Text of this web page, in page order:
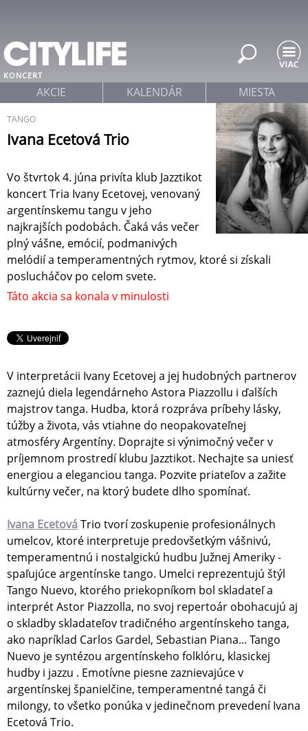
KONCERT
TANGO
Ivana Ecetová Trio
Vo štvrtok 4. júna privíta klub Jazztikot
koncert Tria Ivany Ecetovej, venovaný
argentínskemu tangu v jeho
najkrajších podobách. Čaká vás večer
plný vášne, emócií, podmanivých
melódií a temperamentných rytmov, ktoré si získali
poslucháčov po celom svete.
Táto akcia sa konala v minulosti
V interpretácii Ivany Ecetovej a jej hudobných partnerov
zaznejú diela legendárneho Astora Piazzollu i ďalších
majstrov tanga. Hudba, ktorá rozpráva príbehy lásky,
túžby a života, vás vtiahne do neopakovateľnej
atmosféry Argentíny. Doprajte si výnimočný večer v
príjemnom prostredí klubu Jazztikot. Nechajte sa uniesť
energiou a eleganciou tanga. Pozvite priateľov a zažite
kultúrny večer, na ktorý budete dlho spomínať.
Ivana EcetováTrio tvorí zoskupenie profesionálnych
umelcov, ktoré interpretuje predovšetkým vášnivú,
temperamentnú i nostalgickú hudbu Južnej Ameriky -
spaľujúce argentínske tango. Umelci reprezentujú štýl
Tango Nuevo, ktorého priekopníkom bol skladateľ a
interprét Astor Piazzolla, no svoj repertoár obohacujú aj
o skladby skladateľov tradičného argentínskeho tanga,
ako napríklad Carlos Gardel, Sebastian Piana... Tango
Nuevo je syntézou argentínskeho folklóru, klasickej
hudby i jazzu . Emotívne piesne zaznievajúce v
argentínskej španielčine, temperamentné tangá či
milongy, to všetko ponúka v jedinečnom prevedení Ivana
Ecetová Trio.
AKCIE KALENDÁR MIESTA